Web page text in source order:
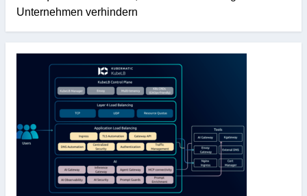
Unternehmen verhindern